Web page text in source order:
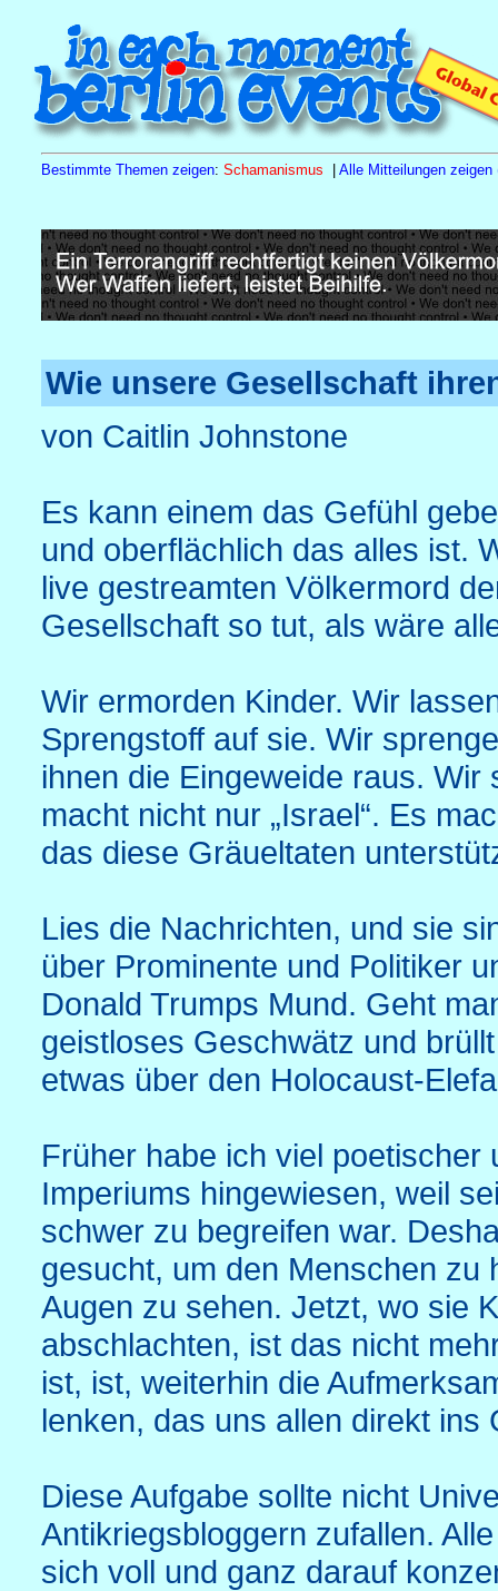
Bestimmte Themen zeigen: Schamanismus Alle Mitteilungen zeigen
Sa 15.8.26 10.00 h Tagesseminar Familienstellen
Wie unsere Gesellschaft
von Caitlin Johnstone
Es kann einem das Gefühl
und oberflächlich das alles ist.
live gestreamten Völkermord
Gesellschaft so tut, als wäre
Wir ermorden Kinder. Wir
Sprengstoff auf sie. Wir
ihnen die Eingeweide raus.
macht nicht nur „Israel“. Es
das diese Gräueltaten
Lies die Nachrichten, und sie
über Prominente und Politiker
Donald Trumps Mund. Geht
geistloses Geschwätz und
etwas über den Holocaust-
Früher habe ich viel
Imperiums hingewiesen, weil
schwer zu begreifen war.
gesucht, um den Menschen zu
Augen zu sehen. Jetzt, wo sie
abschlachten, ist das nicht
ist, ist, weiterhin die
lenken, das uns allen direkt ins
Diese Aufgabe sollte nicht
Antikriegsbloggern zufallen.
sich voll und ganz darauf